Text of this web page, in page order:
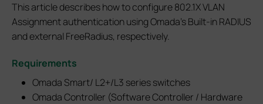
This article describes how to configure 802.1X VLAN
Assignment authentication using Omada's Built-in RADIUS
and external FreeRadius, respectively.
Requirements
Omada Smart/ L2+/L3 series switches
Omada Controller (Software Controller / Hardware